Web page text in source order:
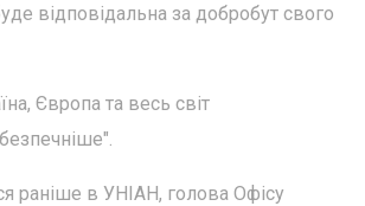
відповідальна за добробут свого
Європа та весь світ
раніше в УНІАН, голова Офісу